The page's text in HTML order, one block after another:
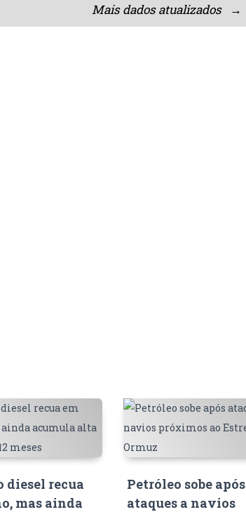
Mais dados atualizados →
diesel recua
mas ainda
Petróleo sobe após
ataques a navios